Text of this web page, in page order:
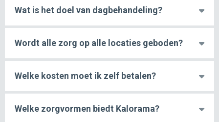
Wat is het doel van dagbehandeling?
Wordt alle zorg op alle locaties geboden?
Welke kosten moet ik zelf betalen?
Welke zorgvormen biedt Kalorama?